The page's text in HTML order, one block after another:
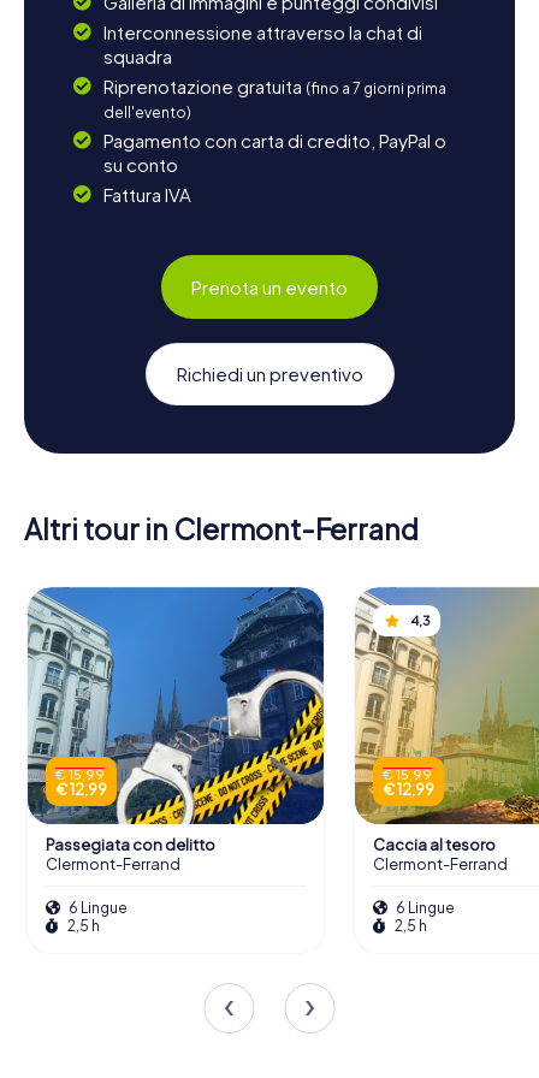
Interconnessione attraverso la chat di
squadra
Riprenotazione gratuita (fino a 7 giorni prima
dell'evento)
Pagamento con carta di credito, PayPal o
su conto
Fattura IVA
Prenota un evento
Richiedi un preventivo
Altri tour in Clermont-Ferrand
€ 15,99
€ 12,99
Passegiata con delitto
Clermont-Ferrand
6 Lingue
2,5 h
4,3
€ 15,99
€ 12,99
Caccia al tesoro
Clermont-Ferrand
6 Lingue
2,5 h